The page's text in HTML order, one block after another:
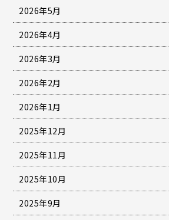
2026年5月
2026年4月
2026年3月
2026年2月
2026年1月
2025年12月
2025年11月
2025年10月
2025年9月